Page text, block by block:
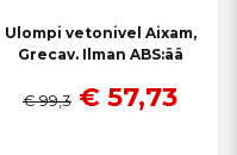
Ulompi vetonivel Aixam,
Grecav. Ilman ABS:ää
€ 99,3 € 57,73